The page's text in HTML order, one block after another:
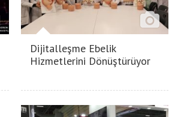
Dijitalleşme Ebelik
Hizmetlerini Dönüştürüyor